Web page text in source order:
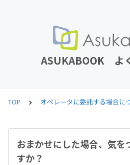
ASUKABOOK よ
TOP オペレータに委託する場合に
おまかせにした場合、気を
すか？